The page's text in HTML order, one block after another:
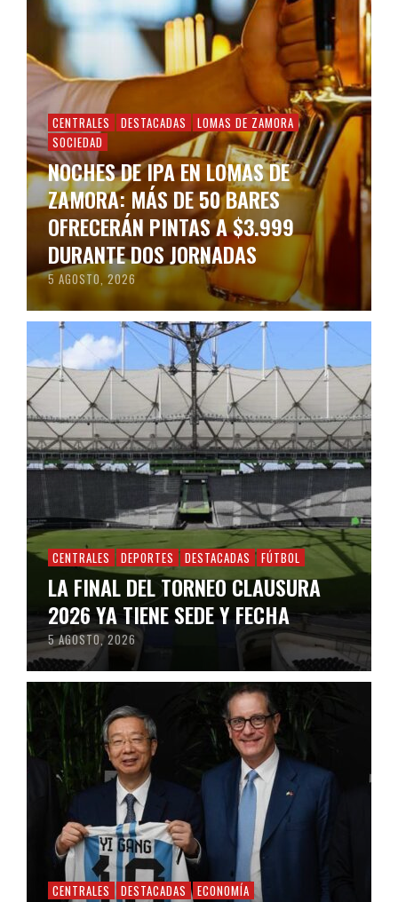
CENTRALES DESTACADAS
LOMAS DE ZAMORA
SOCIEDAD
NOCHES DE IPA EN LOMAS DE
ZAMORA: MÁS DE 50 BARES
OFRECERÁN PINTAS A $3.999
DURANTE DOS JORNADAS
5 AGOSTO, 2026
CENTRALES DEPORTES DESTACADAS FÚTBOL
LA FINAL DEL TORNEO CLAUSURA
2026 YA TIENE SEDE Y FECHA
5 AGOSTO, 2026
CENTRALES DESTACADAS ECONOMÍA